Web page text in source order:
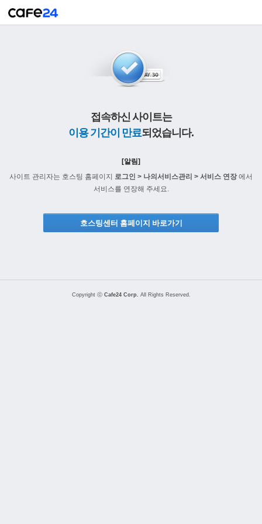
접속하신 사이트는
이용 기간이 만료되었습니다.
[알림]
사이트 관리자는 호스팅 홈페이지 로그인 > 나의서비스관리 > 서비스 연장에서
서비스를 연장해 주세요.
호스팅센터 홈페이지 바로가기
Copyright ⓒ Cafe24 Corp. All Rights Reserved.